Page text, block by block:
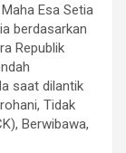
Esa Setia
berdasarkan
Republik
saat dilantik
Tidak
Berwibawa,